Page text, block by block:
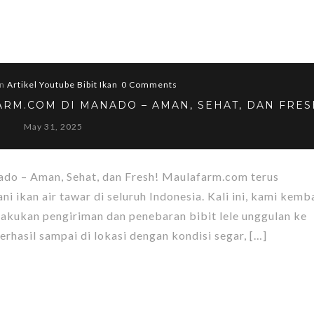
Artikel Youtube Bibit Ikan 0 Comments
DI MANADO – AMAN, SEHAT, DAN
May 31, 2025
– Aman, Sehat, dan Fresh! Maulafarm.com terus
ikan air tawar di seluruh Indonesia. Kali ini, kami
pengiriman dan penebaran bibit lele unggulan ke
sampai di lokasi dengan kondisi segar, […]